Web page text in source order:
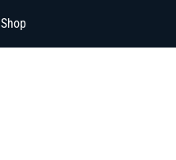
Shop